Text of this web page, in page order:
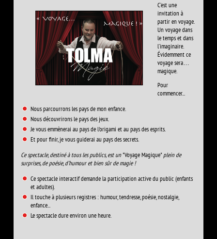
C’est une
invitation à
partir en voyage.
Un voyage dans
le temps et dans
l’imaginaire.
Évidemment ce
voyage sera…
magique.
Pour
commencer...
Nous parcourrons les pays de mon enfance.
Nous découvrirons le pays des jeux.
Je vous emmènerai au pays de l'origami et au pays des esprits.
Et pour finir, je vous guiderai au pays des secrets.
Ce spectacle, destiné à tous les publics, est un"Voyage Magique"plein de
surprises, de poésie, d’humour et bien sûr de magie !
Ce spectacle interactif demande la participation active du public (enfants
et adultes).
Il touche à plusieurs registres : humour, tendresse, poésie, nostalgie,
enfance...
Le spectacle dure environ une heure.